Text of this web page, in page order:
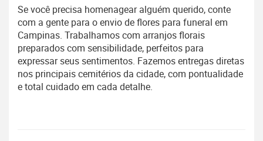
Se você precisa homenagear alguém querido, conte
com a gente para o envio de flores para funeral em
Campinas. Trabalhamos com arranjos florais
preparados com sensibilidade, perfeitos para
expressar seus sentimentos. Fazemos entregas diretas
nos principais cemitérios da cidade, com pontualidade
e total cuidado em cada detalhe.